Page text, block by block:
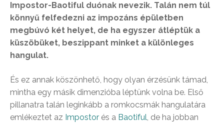
Impostor-Baotiful duónak nevezik. Talán nem túl
könnyű felfedezni az impozáns épületben
megbúvó két helyet, de ha egyszer átléptük a
küszöbüket, beszippant minket a különleges
hangulat.
És ez annak köszönhető, hogy olyan érzésünk támad,
mintha egy másik dimenzióba léptünk volna be. Első
pillanatra talán leginkább a romkocsmák hangulatára
emlékeztet az Impostor és a Baotiful, de ha jobban